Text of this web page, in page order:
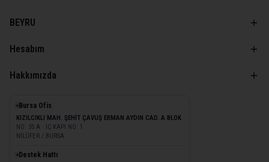
BEYRU
Hesabım
Hakkımızda
Bursa Ofis
KIZILCIKLI MAH. ŞEHİT ÇAVUŞ ERMAN AYDIN CAD. A BLOK
NO: 35 A · İÇ KAPI NO: 1
NİLÜFER / BURSA
Destek Hattı